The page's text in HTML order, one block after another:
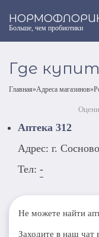
Больше, чем пробиотики
Где
Главная»Адреса магазинов»
Оцени
Аптека 312
Адрес: г.
Тел: -
Не можете найти
Заходите в наш чат